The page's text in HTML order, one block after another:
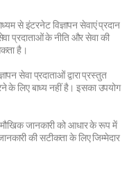
से इंटरनेट विज्ञापन सेवाएं प्रदान
प्रदाताओं के नीति और सेवा की
है।
सेवा प्रदाताओं द्वारा प्रस्तुत
के लिए बाध्य नहीं है। इसका उपयोग
मौखिक जानकारी को आधार के रूप में
की सटीकता के लिए जिम्मेदार